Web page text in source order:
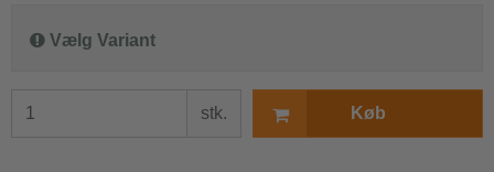
Vælg Variant
stk. Køb